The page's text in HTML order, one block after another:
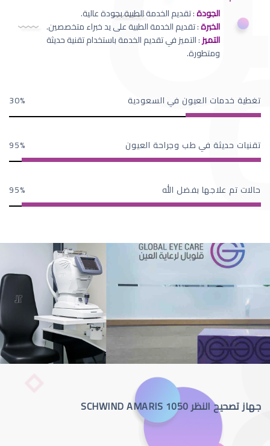
الجودة: تقديم الخدمة الطبية بجودة عالية.
الخبرة: تقديم الخدمة الطبية على يد خبراء متخصصين.
التميز: التميز في تقديم الخدمة باستخدام تقنية حديثة
ومتطورة.
تغطية خدمات العيون في السعودية 30
تقنيات حديثة في طب وجراحة العيون 95
حالات تم علاجها بفضل الله 95
جهاز تصحيح النظر SCHWIND AMARIS 1050